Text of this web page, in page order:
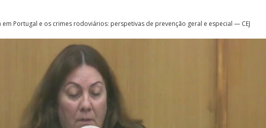
Portugal e os crimes rodoviários: perspetivas de prevenção geral e especial — CEJ